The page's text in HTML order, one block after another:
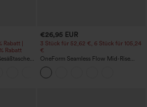
|
Rabatt
6,3 cm
€26,95 EUR
3 Stück für 52,62 €, 6 Stück für 105,24
€
OneForm Seamless Flow Mid-Rise
Yoga-Leggings - mittelhoher Bund,
bauchformend und mit Po-Lifting-
Effekt